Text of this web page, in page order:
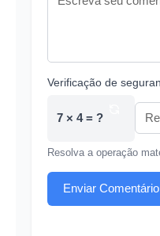
Verificação de
7 × 4 = ?
Resolva a operação
Enviar Comentário